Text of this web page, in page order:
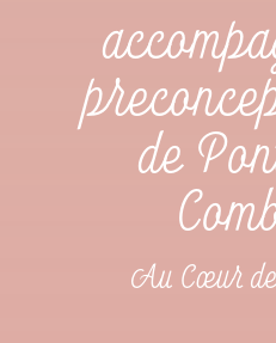
de
Au Cœur